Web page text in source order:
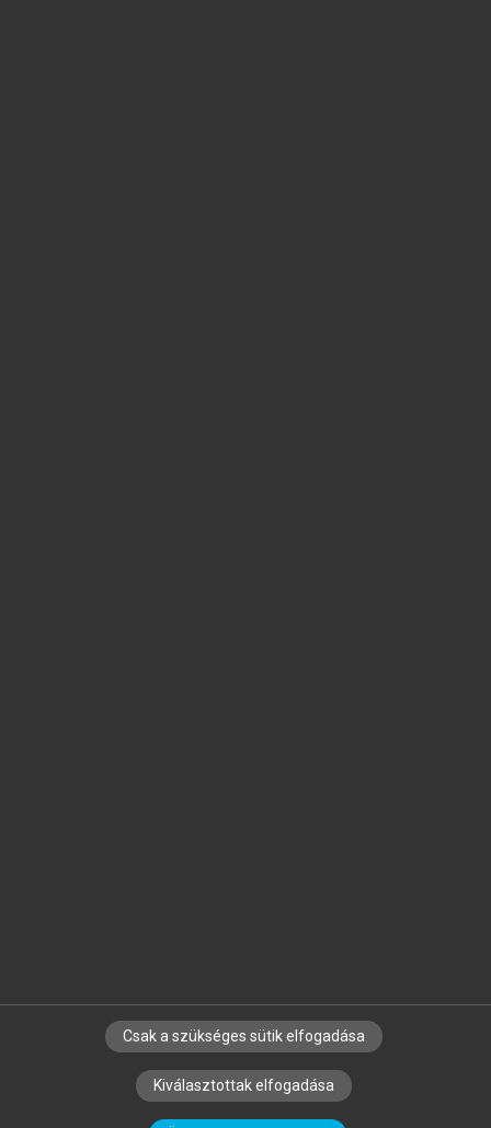
SZERZŐKNEK CÉGEKNEK KÖNYVTÁROSOKNAK
SZERKESZTÉSI ÉS LEKTORÁLÁSI ALAPELVEK
Csak a szükséges sütik elfogadása
Kiválasztottak elfogadása